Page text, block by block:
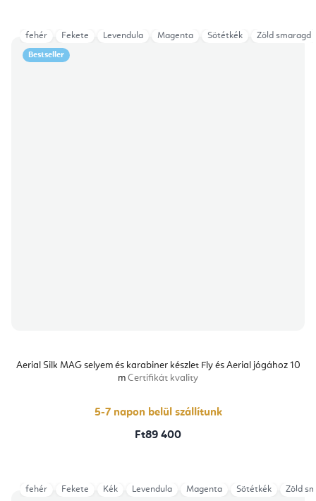
Bestseller
Aerial Silk MAG selyem és karabiner készlet Fly és Aerial jógához 10
m Certifikát kvality
5-7 napon belül szállítunk
Ft89 400
fehér Fekete Levendula Magenta Sötétkék Zöld smaragd
fehér Fekete Kék Levendula Magenta Sötétkék Zöld